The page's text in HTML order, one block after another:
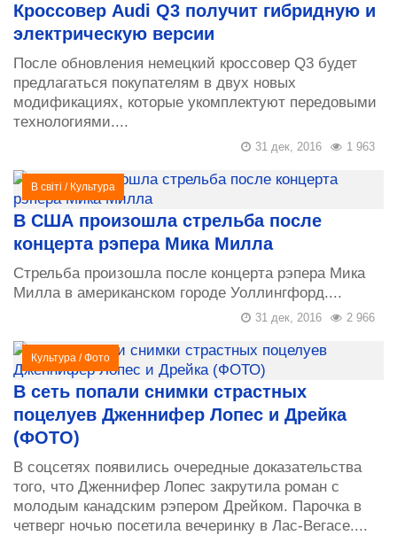
Кроссовер Audi Q3 получит гибридную и
электрическую версии
После обновления немецкий кроссовер Q3 будет
предлагаться покупателям в двух новых
модификациях, которые укомплектуют передовыми
технологиями....
1 963
31 дек, 2016
В світі / Культура
В США произошла стрельба после
концерта рэпера Мика Милла
Стрельба произошла после концерта рэпера Мика
Милла в американском городе Уоллингфорд....
2 966
31 дек, 2016
Культура /Фото
В сеть попали снимки страстных
поцелуев Дженнифер Лопес и Дрейка
(ФОТО)
В соцсетях появились очередные доказательства
того, что Дженнифер Лопес закрутила роман с
молодым канадским рэпером Дрейком. Парочка в
четверг ночью посетила вечеринку в Лас-Вегасе....